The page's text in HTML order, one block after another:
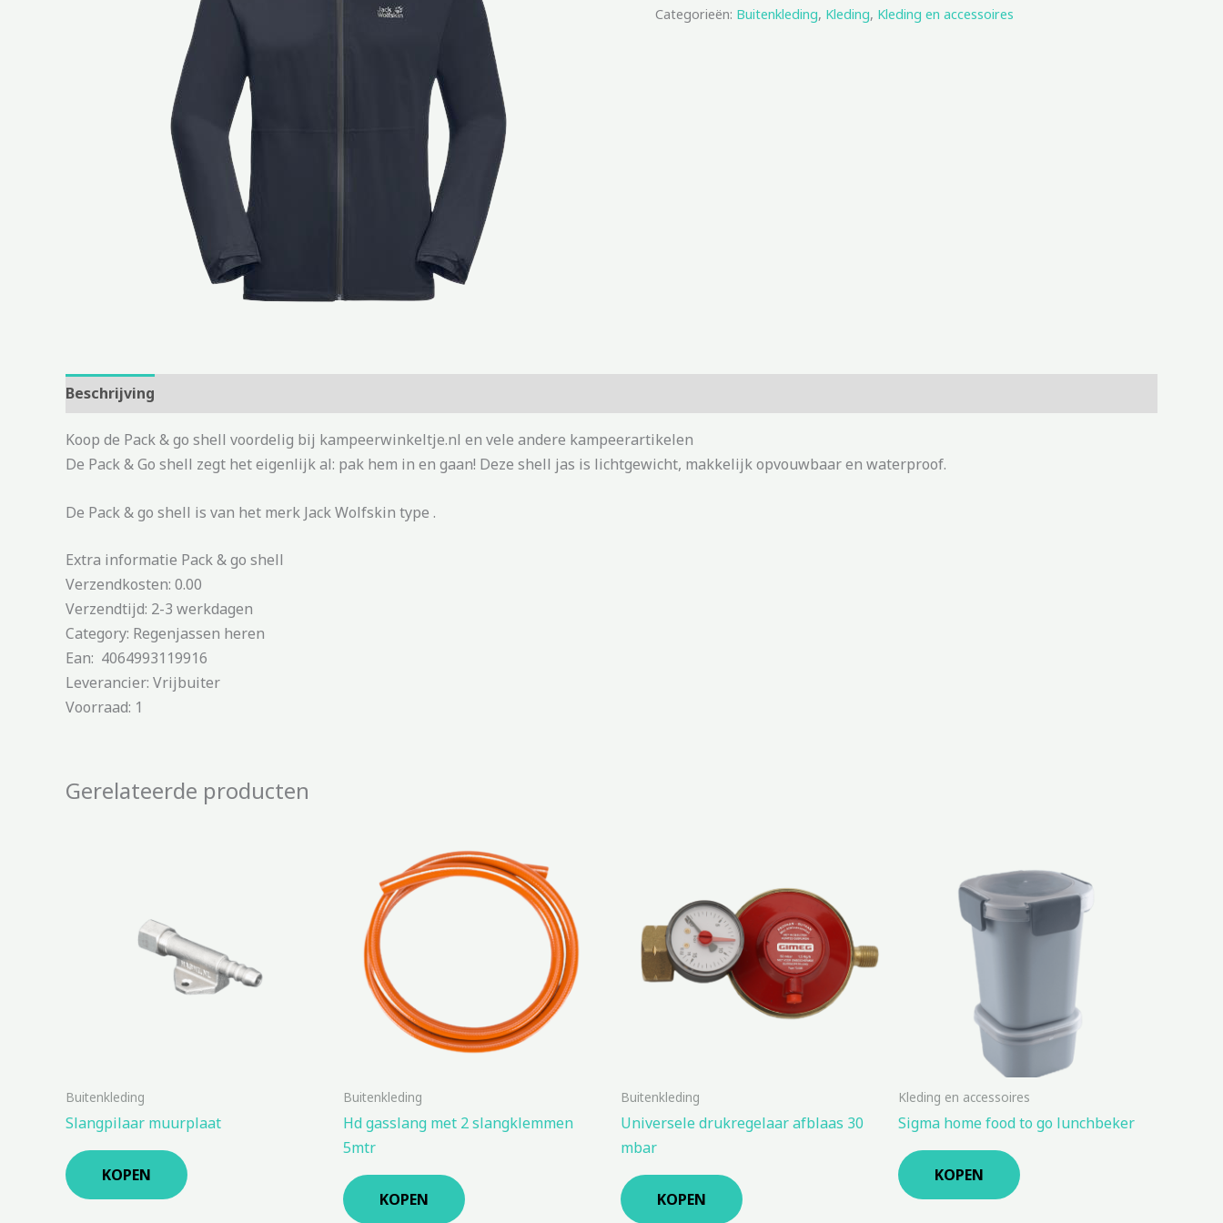
Categorieën: Buitenkleding, Kleding, Kleding en accessoires
Beschrijving
Koop de Pack & go shell voordelig bij kampeerwinkeltje.nl en vele andere kampeerartikelen
De Pack & Go shell zegt het eigenlijk al: pak hem in en gaan! Deze shell jas is lichtgewicht, makkelijk opvouwbaar en waterproof.
De Pack & go shell is van het merk Jack Wolfskin type .
Extra informatie Pack & go shell
Verzendkosten: 0.00
Verzendtijd: 2-3 werkdagen
Category: Regenjassen heren
Ean: 4064993119916
Leverancier: Vrijbuiter
Voorraad: 1
Gerelateerde producten
Buitenkleding
Slangpilaar muurplaat
KOPEN
Buitenkleding
Hd gasslang met 2 slangklemmen
5mtr
KOPEN
Buitenkleding
Universele drukregelaar afblaas 30
mbar
KOPEN
Kleding en accessoires
Sigma home food to go lunchbeker
KOPEN